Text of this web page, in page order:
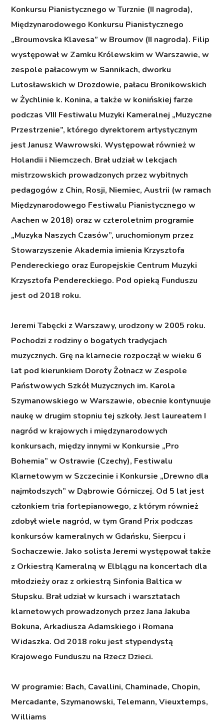
Konkursu Pianistycznego w Turznie (II nagroda),
Międzynarodowego Konkursu Pianistycznego
„Broumovska Klavesa” w Broumov (II nagroda). Filip
występował w Zamku Królewskim w Warszawie, w
zespole pałacowym w Sannikach, dworku
Lutosławskich w Drozdowie, pałacu Bronikowskich
w Żychlinie k. Konina, a także w konińskiej farze
podczas VIII Festiwalu Muzyki Kameralnej „Muzyczne
Przestrzenie”, którego dyrektorem artystycznym
jest Janusz Wawrowski. Występował również w
Holandii i Niemczech. Brał udział w lekcjach
mistrzowskich prowadzonych przez wybitnych
pedagogów z Chin, Rosji, Niemiec, Austrii (w ramach
Międzynarodowego Festiwalu Pianistycznego w
Aachen w 2018) oraz w czteroletnim programie
„Muzyka Naszych Czasów”, uruchomionym przez
Stowarzyszenie Akademia imienia Krzysztofa
Pendereckiego oraz Europejskie Centrum Muzyki
Krzysztofa Pendereckiego. Pod opieką Funduszu
jest od 2018 roku.
Jeremi Tabęcki z Warszawy, urodzony w 2005 roku.
Pochodzi z rodziny o bogatych tradycjach
muzycznych. Grę na klarnecie rozpoczął w wieku 6
lat pod kierunkiem Doroty Żołnacz w Zespole
Państwowych Szkół Muzycznych im. Karola
Szymanowskiego w Warszawie, obecnie kontynuuje
naukę w drugim stopniu tej szkoły. Jest laureatem I
nagród w krajowych i międzynarodowych
konkursach, między innymi w Konkursie „Pro
Bohemia” w Ostrawie (Czechy), Festiwalu
Klarnetowym w Szczecinie i Konkursie „Drewno dla
najmłodszych” w Dąbrowie Górniczej. Od 5 lat jest
członkiem tria fortepianowego, z którym również
zdobył wiele nagród, w tym Grand Prix podczas
konkursów kameralnych w Gdańsku, Sierpcu i
Sochaczewie. Jako solista Jeremi występował także
z Orkiestrą Kameralną w Elblągu na koncertach dla
młodzieży oraz z orkiestrą Sinfonia Baltica w
Słupsku. Brał udział w kursach i warsztatach
klarnetowych prowadzonych przez Jana Jakuba
Bokuna, Arkadiusza Adamskiego i Romana
Widaszka. Od 2018 roku jest stypendystą
Krajowego Funduszu na Rzecz Dzieci.
W programie: Bach, Cavallini, Chaminade, Chopin,
Mercadante, Szymanowski, Telemann, Vieuxtemps,
Williams